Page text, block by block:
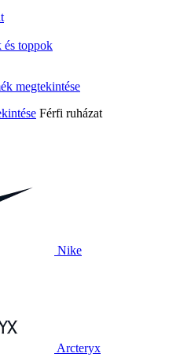
toppok
Férfi ruházat
Nike
Arcteryx